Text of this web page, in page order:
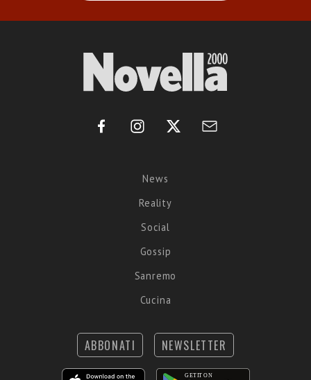
News
Reality
Social
Gossip
Sanremo
Cucina
ABBONATI NEWSLETTER